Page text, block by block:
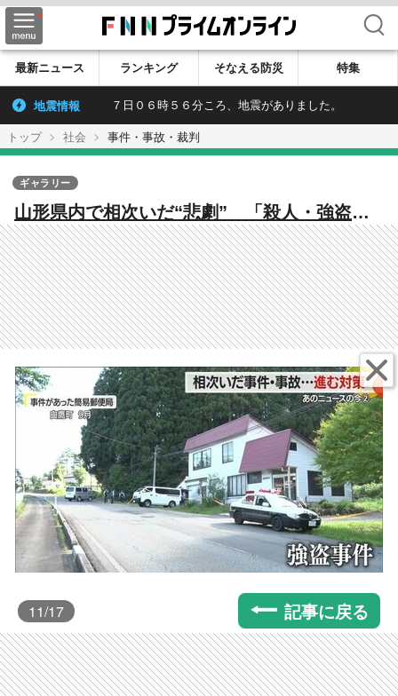
検索
最新ニュース ランキング そなえる防災 特集
地震情報 ７日０６時５６分ころ、地震がありました。
トップ 社会 事件・事故・裁判
山形県内で相次いだ“悲劇” 「殺人・強盗・
火災・交通事故」生命財産を脅かす事件・事
故の数々【山形発】
ギャラリー
11/17 記事に戻る